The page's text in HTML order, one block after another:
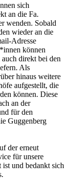
sich
an die Fa.
wenden. Sobald
wieder an die
Adresse
können
direkt bei den
Als
hinaus weitere
aufgestellt, die
können. Diese
an der
für den
Guggenberg
der erneut
für unsere
und bedankt sich